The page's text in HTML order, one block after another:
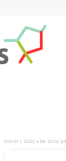
marzo 1, 2025 a las 12:04